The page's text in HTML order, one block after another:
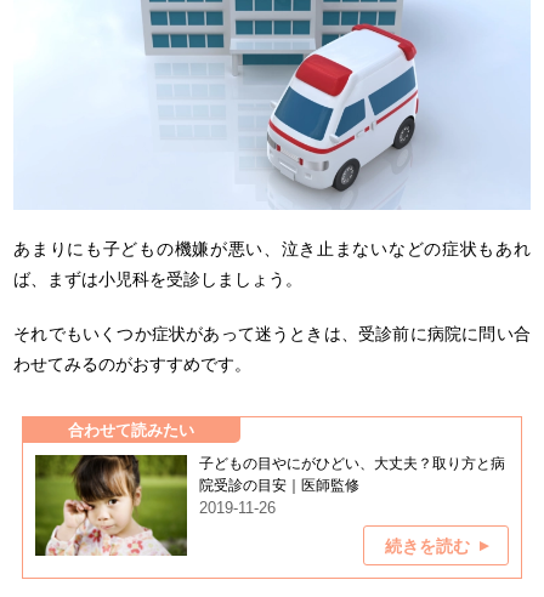
あまりにも子どもの機嫌が悪い、泣き止まないなどの症状もあれ
ば、まずは小児科を受診しましょう。
それでもいくつか症状があって迷うときは、受診前に病院に問い合
わせてみるのがおすすめです。
合わせて読みたい
子どもの目やにがひどい、大丈夫？取り方と病
院受診の目安｜医師監修
2019-11-26
続きを読む